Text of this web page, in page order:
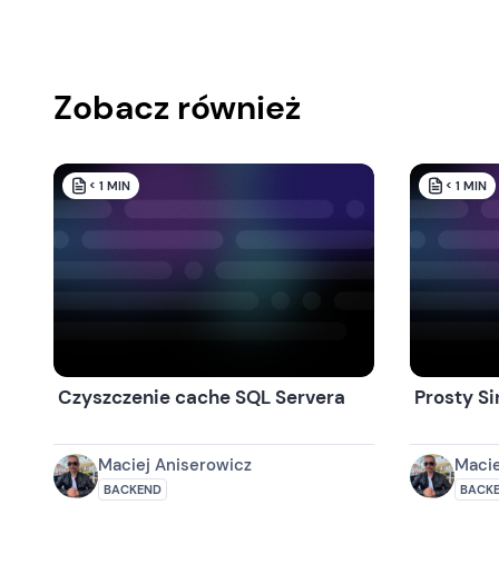
Zobacz również
< 1 MIN
Czyszczenie cache SQL Servera
Maciej Aniserowicz
BACKEND
< 1 MIN
Prosty